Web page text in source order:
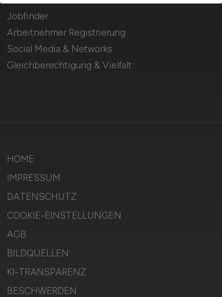
Jobfinder
Arbeitnehmer Registrierung
Social Media & Networks
Gleichberechtigung & Vielfalt
HOME
IMPRESSUM
DATENSCHUTZ
COOKIE-EINSTELLUNGEN
AGB
BILDQUELLEN
KI-TRANSPARENZ
BESCHWERDEN